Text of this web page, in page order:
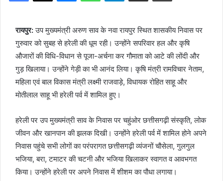
रायपुर:उप मुख्यमंत्री अरुण साव के नवा रायपुर स्थित शासकीय निवास पर
गुरुवार को सुबह से हरेली की धूम रही। उन्होंने सपरिवार हल और कृषि
औजारों की विधि-विधान से पूजा-अर्चना कर गौमाता को आटे की लोंदी और
गुड़ खिलाया। उन्होंने गेड़ी का भी आनंद लिया। कृषि मंत्री रामविचार नेताम,
महिला एवं बाल विकास मंत्री लक्ष्मी राजवाड़े, विधायक रोहित साहू और
मोतीलाल साहू भी हरेली पर्व में शामिल हुए।
हरेली पर उप मुख्यमंत्री साव के निवास पर चहुंओर छत्तीसगढ़ी संस्कृति, लोक
जीवन और खानपान की झलक दिखी। उन्होंने हरेली पर्व में शामिल होने अपने
निवास पहुंचे सभी लोगों का परंपरागत छत्तीसगढ़ी व्यंजनों चौसेला, गुलगुल
भजिया, बरा, टमाटर की चटनी और भजिया खिलाकर स्वागत व आवभगत
किया। उन्होंने हरेली पर अपने निवास में शीशम का पौधा लगाया।